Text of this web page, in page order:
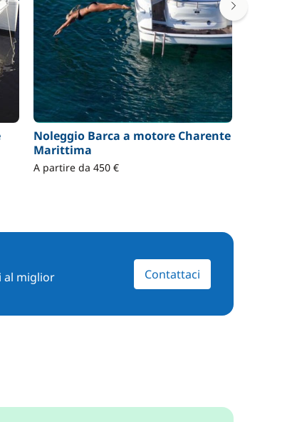
Noleggio Barca a motore Charente
Marittima
A partire da 450 €
al miglior
Contattaci